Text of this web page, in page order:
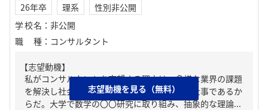
26年卒 理系
性別非公開
学校名 ： 非公開
職種 ： コンサルタント
【志望動機】
私がコンサルタントを志望する理由は、多様な業界の課題
を解決し社会全体に新しい価値を提供できる仕事であるか
らだ。大学で数学の〇〇研究に取り組み、抽象的な理論...
志望動機を見る（無料）